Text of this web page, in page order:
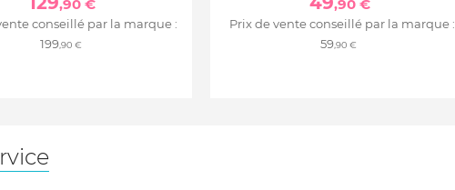
,90 €
conseillé par la marque :
199,90 €
,90 €
Prix de vente conseillé par la marque :
59,90 €